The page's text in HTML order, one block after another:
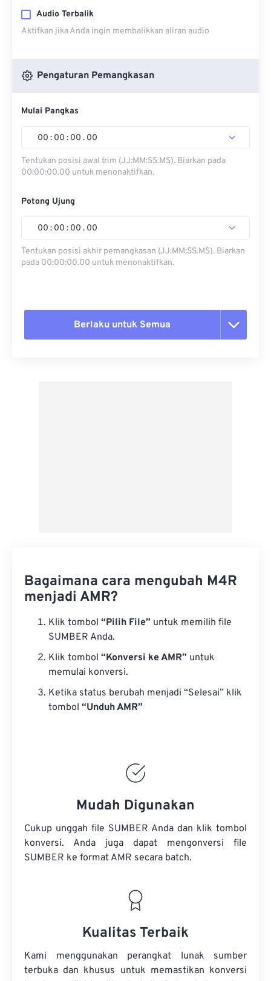
Audio Terbalik
Aktifkan jika Anda ingin membalikkan aliran audio
Pengaturan Pemangkasan
Mulai Pangkas
00 : 00 : 00 . 00
Tentukan posisi awal trim (JJ:MM:SS.MS). Biarkan pada
00:00:00.00 untuk menonaktifkan.
Potong Ujung
00 : 00 : 00 . 00
Tentukan posisi akhir pemangkasan (JJ:MM:SS.MS). Biarkan
pada 00:00:00.00 untuk menonaktifkan.
Berlaku untuk Semua
Bagaimana cara mengubah M4R
menjadi AMR?
Klik tombol “Pilih File” untuk memilih file
SUMBER Anda.
Klik tombol “Konversi ke AMR” untuk
memulai konversi.
Ketika status berubah menjadi “Selesai” klik
tombol “Unduh AMR”
Mudah Digunakan
Cukup unggah file SUMBER Anda dan klik tombol
konversi. Anda juga dapat mengonversi file
SUMBER ke format AMR secara batch.
Kualitas Terbaik
Kami menggunakan perangkat lunak sumber
terbuka dan khusus untuk memastikan konversi